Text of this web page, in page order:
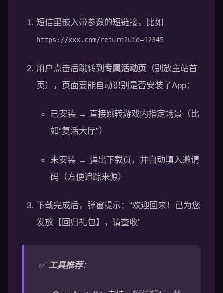
短信里嵌入带参数的短链接，比如
https://xxx.com/return?uid=12345
用户点击后跳转到 专属活动页 （别放主站首
页），页面要能自动识别是否安装了App：
已安装 → 直接跳转游戏内指定场景（比
如“复活大厅”）
未安装 → 弹出下载页，并自动填入邀请
码（方便追踪来源）
下载完成后，弹窗提示：“欢迎回来！已为您
发放【回归礼包】，请查收”
✅ 工具推荐：